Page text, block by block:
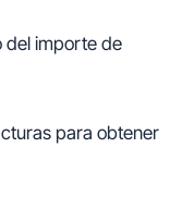
del importe de
para obtener